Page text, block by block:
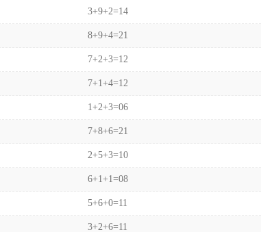
3+9+2=14
8+9+4=21
7+2+3=12
7+1+4=12
1+2+3=06
7+8+6=21
2+5+3=10
6+1+1=08
5+6+0=11
3+2+6=11